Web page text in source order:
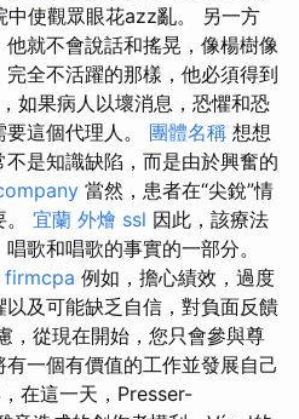
使觀眾眼花azz亂。 另一方
就不會說話和搖晃，像楊樹像
全不活躍的那樣，他必須得到
如果病人以壞消息，恐懼和恐
這個代理人。 團體名稱 想想
是知識缺陷，而是由於興奮的
當然，患者在“尖銳”情
宜蘭 外燴 ssl 因此，該療法
歌和唱歌的事實的一部分。
例如，擔心績效，過度
及可能缺乏自信，對負面反饋
，從現在開始，您只會參與尊
一個有價值的工作並發展自己
在這一天，Presser-